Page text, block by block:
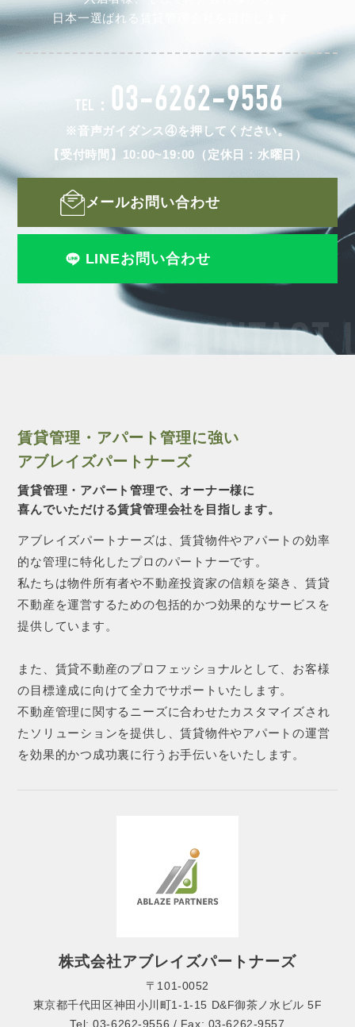
CONTACT
日本一選ばれる賃貸管理会社を目指します。
TEL： 03-6262-9556
※音声ガイダンス④を押してください。
【受付時間】10:00~19:00（定休日：水曜日）
メールお問い合わせ
LINEお問い合わせ
賃貸管理・アパート管理に強い
アブレイズパートナーズ
賃貸管理・アパート管理で、オーナー様に
喜んでいただける賃貸管理会社を目指します。
アブレイズパートナーズは、賃貸物件やアパートの効率
的な管理に特化したプロのパートナーです。
私たちは物件所有者や不動産投資家の信頼を築き、賃貸
不動産を運営するための包括的かつ効果的なサービスを
提供しています。
また、賃貸不動産のプロフェッショナルとして、お客様
の目標達成に向けて全力でサポートいたします。
不動産管理に関するニーズに合わせたカスタマイズされ
たソリューションを提供し、賃貸物件やアパートの運営
を効果的かつ成功裏に行うお手伝いをいたします。
株式会社アブレイズパートナーズ
〒101-0052
東京都千代田区神田小川町1-1-15 D&F御茶ノ水ビル 5F
Tel: 03-6262-9556 / Fax: 03-6262-9557